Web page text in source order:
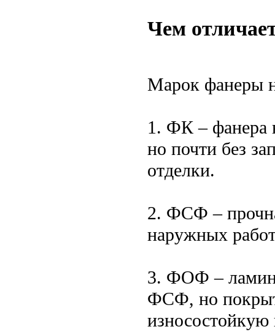
Чем
Марок фанеры
1. ФК – фанера
но почти без
отделки.
2. ФСФ –
наружных
3. ФОФ –
ФСФ, но
износостойкую